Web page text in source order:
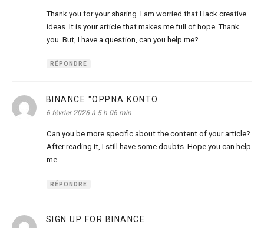
Thank you for your sharing. I am worried that I lack creative
ideas. It is your article that makes me full of hope. Thank
you. But, I have a question, can you help me?
RÉPONDRE
BINANCE "OPPNA KONTO
6 février 2026 à 5 h 06 min
Can you be more specific about the content of your article?
After reading it, I still have some doubts. Hope you can help
me.
RÉPONDRE
SIGN UP FOR BINANCE